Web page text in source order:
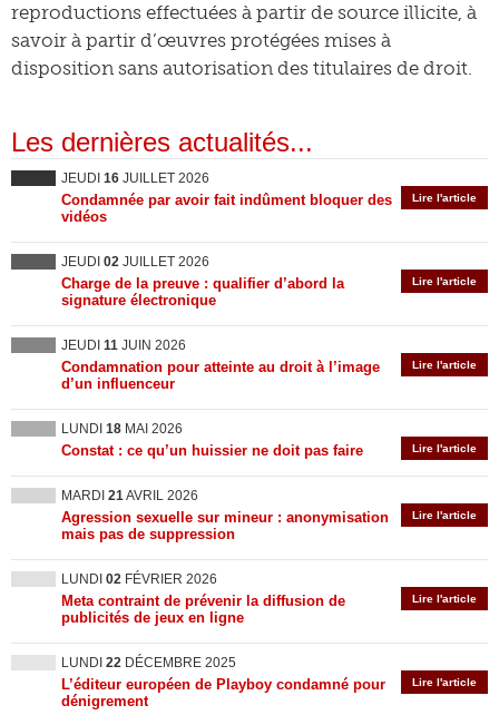
reproductions effectuées à partir de source illicite, à
savoir à partir d’œuvres protégées mises à
disposition sans autorisation des titulaires de droit.
Les dernières actualités...
JEUDI 16 JUILLET 2026
Lire l'article
Condamnée par avoir fait indûment bloquer des
vidéos
JEUDI 02 JUILLET 2026
Lire l'article
Charge de la preuve : qualifier d’abord la
signature électronique
JEUDI 11 JUIN 2026
Lire l'article
Condamnation pour atteinte au droit à l’image
d’un influenceur
LUNDI 18 MAI 2026
Lire l'article
Constat : ce qu’un huissier ne doit pas faire
MARDI 21AVRIL 2026
Lire l'article
Agression sexuelle sur mineur : anonymisation
mais pas de suppression
LUNDI 02 FÉVRIER 2026
Lire l'article
Meta contraint de prévenir la diffusion de
publicités de jeux en ligne
LUNDI 22 DÉCEMBRE 2025
Lire l'article
L’éditeur européen de Playboy condamné pour
dénigrement